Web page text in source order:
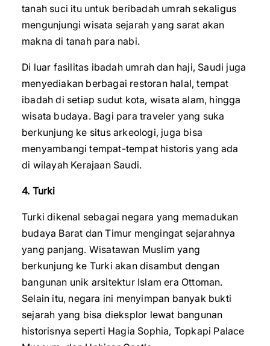
tanah suci itu untuk beribadah umrah sekaligus
mengunjungi wisata sejarah yang sarat akan
makna di tanah para nabi.
Di luar fasilitas ibadah umrah dan haji, Saudi juga
menyediakan berbagai restoran halal, tempat
ibadah di setiap sudut kota, wisata alam, hingga
wisata budaya. Bagi para traveler yang suka
berkunjung ke situs arkeologi, juga bisa
menyambangi tempat-tempat historis yang ada
di wilayah Kerajaan Saudi.
4. Turki
Turki dikenal sebagai negara yang memadukan
budaya Barat dan Timur mengingat sejarahnya
yang panjang. Wisatawan Muslim yang
berkunjung ke Turki akan disambut dengan
bangunan unik arsitektur Islam era Ottoman.
Selain itu, negara ini menyimpan banyak bukti
sejarah yang bisa dieksplor lewat bangunan
historisnya seperti Hagia Sophia, Topkapi Palace